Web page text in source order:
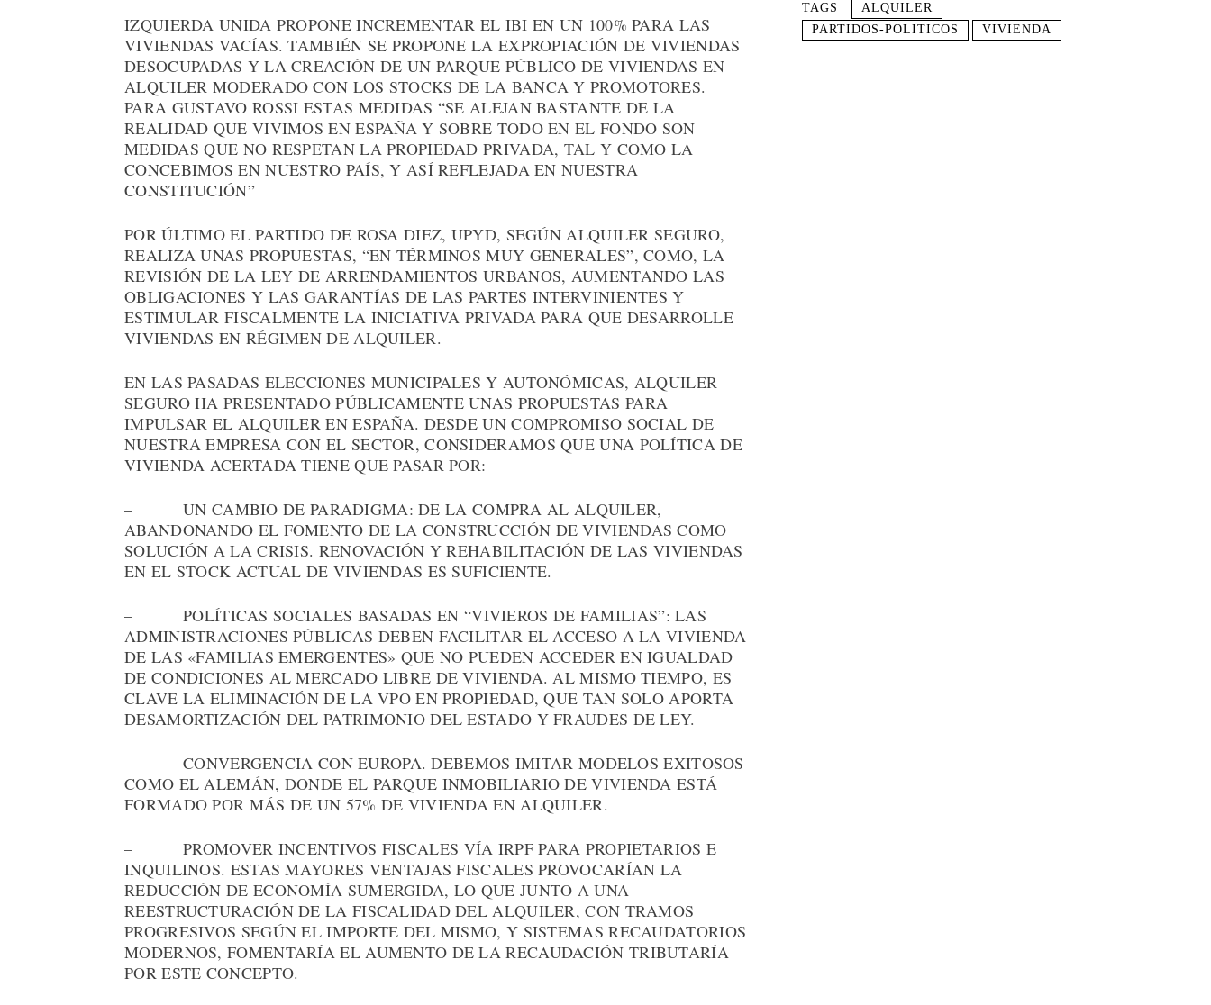
IZQUIERDA UNIDA PROPONE INCREMENTAR EL IBI EN UN 100% PARA LAS
VIVIENDAS VACÍAS. TAMBIÉN SE PROPONE LA EXPROPIACIÓN DE VIVIENDAS
DESOCUPADAS Y LA CREACIÓN DE UN PARQUE PÚBLICO DE VIVIENDAS EN
ALQUILER MODERADO CON LOS STOCKS DE LA BANCA Y PROMOTORES.
PARA GUSTAVO ROSSI ESTAS MEDIDAS “SE ALEJAN BASTANTE DE LA
REALIDAD QUE VIVIMOS EN ESPAÑA Y SOBRE TODO EN EL FONDO SON
MEDIDAS QUE NO RESPETAN LA PROPIEDAD PRIVADA, TAL Y COMO LA
CONCEBIMOS EN NUESTRO PAÍS, Y ASÍ REFLEJADA EN NUESTRA
CONSTITUCIÓN”
POR ÚLTIMO EL PARTIDO DE ROSA DIEZ, UPYD, SEGÚN ALQUILER SEGURO,
REALIZA UNAS PROPUESTAS, “EN TÉRMINOS MUY GENERALES”, COMO, LA
REVISIÓN DE LA LEY DE ARRENDAMIENTOS URBANOS, AUMENTANDO LAS
OBLIGACIONES Y LAS GARANTÍAS DE LAS PARTES INTERVINIENTES Y
ESTIMULAR FISCALMENTE LA INICIATIVA PRIVADA PARA QUE DESARROLLE
VIVIENDAS EN RÉGIMEN DE ALQUILER.
EN LAS PASADAS ELECCIONES MUNICIPALES Y AUTONÓMICAS, ALQUILER
SEGURO HA PRESENTADO PÚBLICAMENTE UNAS PROPUESTAS PARA
IMPULSAR EL ALQUILER EN ESPAÑA. DESDE UN COMPROMISO SOCIAL DE
NUESTRA EMPRESA CON EL SECTOR, CONSIDERAMOS QUE UNA POLÍTICA DE
VIVIENDA ACERTADA TIENE QUE PASAR POR:
– UN CAMBIO DE PARADIGMA: DE LA COMPRA AL ALQUILER,
ABANDONANDO EL FOMENTO DE LA CONSTRUCCIÓN DE VIVIENDAS COMO
SOLUCIÓN A LA CRISIS. RENOVACIÓN Y REHABILITACIÓN DE LAS VIVIENDAS
EN EL STOCK ACTUAL DE VIVIENDAS ES SUFICIENTE.
– POLÍTICAS SOCIALES BASADAS EN “VIVIEROS DE FAMILIAS”: LAS
ADMINISTRACIONES PÚBLICAS DEBEN FACILITAR EL ACCESO A LA VIVIENDA
DE LAS «FAMILIAS EMERGENTES» QUE NO PUEDEN ACCEDER EN IGUALDAD
DE CONDICIONES AL MERCADO LIBRE DE VIVIENDA. AL MISMO TIEMPO, ES
CLAVE LA ELIMINACIÓN DE LA VPO EN PROPIEDAD, QUE TAN SOLO APORTA
DESAMORTIZACIÓN DEL PATRIMONIO DEL ESTADO Y FRAUDES DE LEY.
– CONVERGENCIA CON EUROPA. DEBEMOS IMITAR MODELOS EXITOSOS
COMO EL ALEMÁN, DONDE EL PARQUE INMOBILIARIO DE VIVIENDA ESTÁ
FORMADO POR MÁS DE UN 57% DE VIVIENDA EN ALQUILER.
– PROMOVER INCENTIVOS FISCALES VÍA IRPF PARA PROPIETARIOS E
INQUILINOS. ESTAS MAYORES VENTAJAS FISCALES PROVOCARÍAN LA
REDUCCIÓN DE ECONOMÍA SUMERGIDA, LO QUE JUNTO A UNA
REESTRUCTURACIÓN DE LA FISCALIDAD DEL ALQUILER, CON TRAMOS
PROGRESIVOS SEGÚN EL IMPORTE DEL MISMO, Y SISTEMAS RECAUDATORIOS
MODERNOS, FOMENTARÍA EL AUMENTO DE LA RECAUDACIÓN TRIBUTARÍA
POR ESTE CONCEPTO.
TAGS
ALQUILER
PARTIDOS-POLITICOS
VIVIENDA